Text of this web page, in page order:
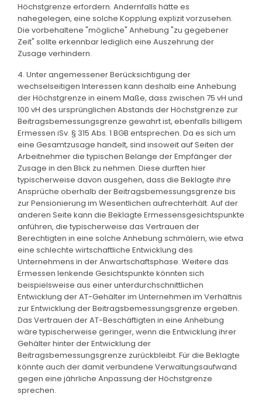
Höchstgrenze erfordern. Andernfalls hätte es
nahegelegen, eine solche Kopplung explizit vorzusehen.
Die vorbehaltene "mögliche" Anhebung "zu gegebener
Zeit" sollte erkennbar lediglich eine Auszehrung der
Zusage verhindern.
4. Unter angemessener Berücksichtigung der
wechselseitigen Interessen kann deshalb eine Anhebung
der Höchstgrenze in einem Maße, dass zwischen 75 vH und
100 vH des ursprünglichen Abstands der Höchstgrenze zur
Beitragsbemessungsgrenze gewahrt ist, ebenfalls billigem
Ermessen iSv. § 315 Abs. 1 BGB entsprechen. Da es sich um
eine Gesamtzusage handelt, sind insoweit auf Seiten der
Arbeitnehmer die typischen Belange der Empfänger der
Zusage in den Blick zu nehmen. Diese durften hier
typischerweise davon ausgehen, dass die Beklagte ihre
Ansprüche oberhalb der Beitragsbemessungsgrenze bis
zur Pensionierung im Wesentlichen aufrechterhält. Auf der
anderen Seite kann die Beklagte Ermessensgesichtspunkte
anführen, die typischerweise das Vertrauen der
Berechtigten in eine solche Anhebung schmälern, wie etwa
eine schlechte wirtschaftliche Entwicklung des
Unternehmens in der Anwartschaftsphase. Weitere das
Ermessen lenkende Gesichtspunkte könnten sich
beispielsweise aus einer unterdurchschnittlichen
Entwicklung der AT-Gehälter im Unternehmen im Verhältnis
zur Entwicklung der Beitragsbemessungsgrenze ergeben.
Das Vertrauen der AT-Beschäftigten in eine Anhebung
wäre typischerweise geringer, wenn die Entwicklung ihrer
Gehälter hinter der Entwicklung der
Beitragsbemessungsgrenze zurückbleibt. Für die Beklagte
könnte auch der damit verbundene Verwaltungsaufwand
gegen eine jährliche Anpassung der Höchstgrenze
sprechen.